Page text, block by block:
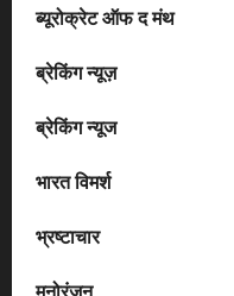
ब्यूरोक्रेट ऑफ द मंथ
ब्रेकिंग न्यूज़
ब्रेकिंग न्यूज
भारत विमर्श
भ्रष्टाचार
मनोरंजन